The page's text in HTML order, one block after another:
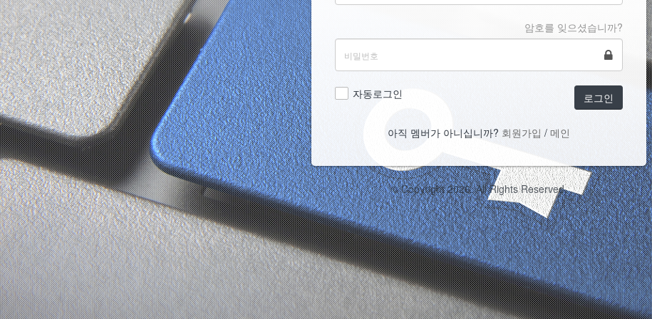
암호를 잊으셨습니까?
자동로그인 로그인
아직 멤버가 아니십니까? 회원가입 / 메인
© Copyright 2026. All Rights Reserved.